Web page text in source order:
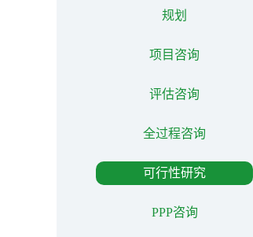
规划
项目咨询
评估咨询
全过程咨询
可行性研究
PPP咨询